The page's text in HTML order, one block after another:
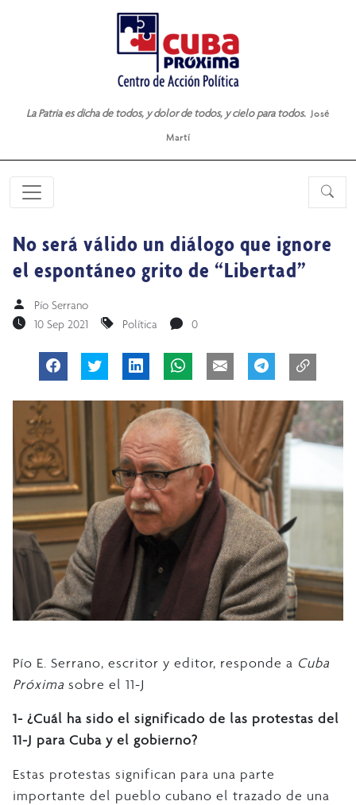
La Patria es dicha de todos, y dolor de todos, y cielo para todos. José
Martí
No será válido un diálogo que ignore
el espontáneo grito de “Libertad”
Pío Serrano
10 Sep 2021
Política 0
Pío E. Serrano, escritor y editor, responde a Cuba
Próxima sobre el 11-J
1- ¿Cuál ha sido el significado de las protestas del
11-J para Cuba y el gobierno?
Estas protestas significan para una parte
importante del pueblo cubano el trazado de una